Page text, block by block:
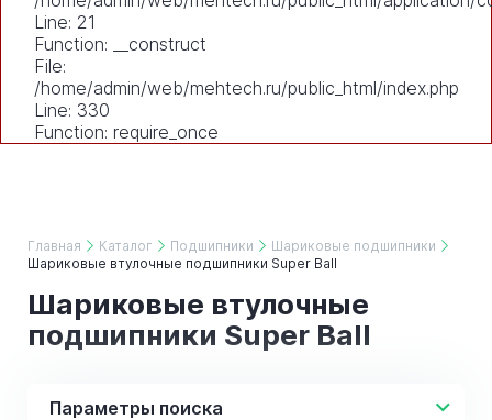
Line: 21
Function: __construct
File:
/home/admin/web/mehtech.ru/public_html/index.php
Line: 330
Function: require_once
Главная Каталог Подшипники
Шариковые подшипники
Шариковые втулочные подшипники Super Ball
Шариковые втулочные
подшипники Super Ball
Параметры поиска